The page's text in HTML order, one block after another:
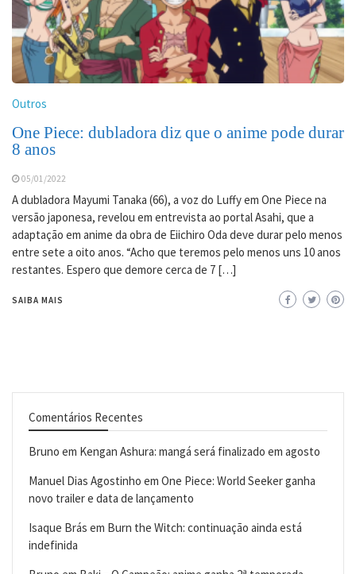
Outros
One Piece: dubladora diz que o anime pode durar
8 anos
05/01/2022
A dubladora Mayumi Tanaka (66), a voz do Luffy em One Piece na
versão japonesa, revelou em entrevista ao portal Asahi, que a
adaptação em anime da obra de Eiichiro Oda deve durar pelo menos
entre sete a oito anos. “Acho que teremos pelo menos uns 10 anos
restantes. Espero que demore cerca de 7 […]
SAIBA MAIS
Comentários Recentes
Bruno em Kengan Ashura: mangá será finalizado em agosto
Manuel Dias Agostinho em One Piece: World Seeker ganha
novo trailer e data de lançamento
Isaque Brás em Burn the Witch: continuação ainda está
indefinida